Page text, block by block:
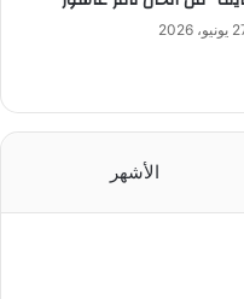
2026
الأشهر